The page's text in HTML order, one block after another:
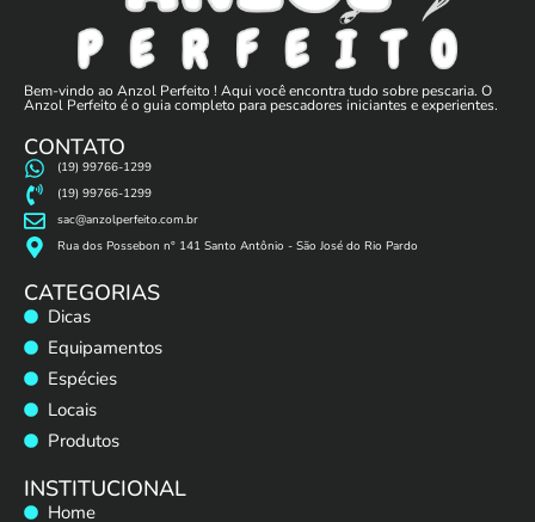
Bem-vindo ao Anzol Perfeito ! Aqui você encontra tudo sobre pescaria. O
Anzol Perfeito é o guia completo para pescadores iniciantes e experientes.
CONTATO
(19) 99766-1299
(19) 99766-1299
sac@anzolperfeito.com.br
Rua dos Possebon n° 141 Santo Antônio - São José do Rio Pardo
CATEGORIAS
Dicas
Equipamentos
Espécies
Locais
Produtos
INSTITUCIONAL
Home